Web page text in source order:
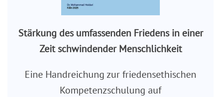
Stärkung des umfassenden Friedens in einer
Zeit schwindender Menschlichkeit
Eine Handreichung zur friedensethischen
Kompetenzschulung auf